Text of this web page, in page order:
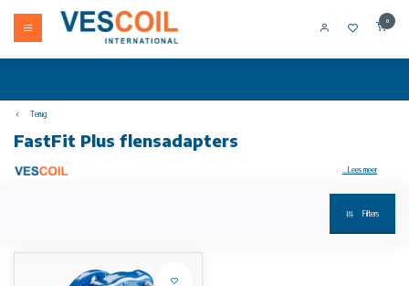
0
Terug
FastFit Plus flensadapters
FastFit Plus-reeks Gripkoppelingen en flens adapters zijn een reeks universele grip producten vanaf DN 50 u.t.i. DN 400 PN10/PN16
...Lees meer
Filters